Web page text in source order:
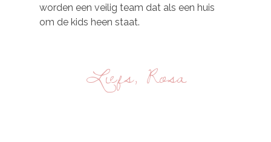
worden een veilig team dat als een huis
om de kids heen staat.
Liefs, Rosa